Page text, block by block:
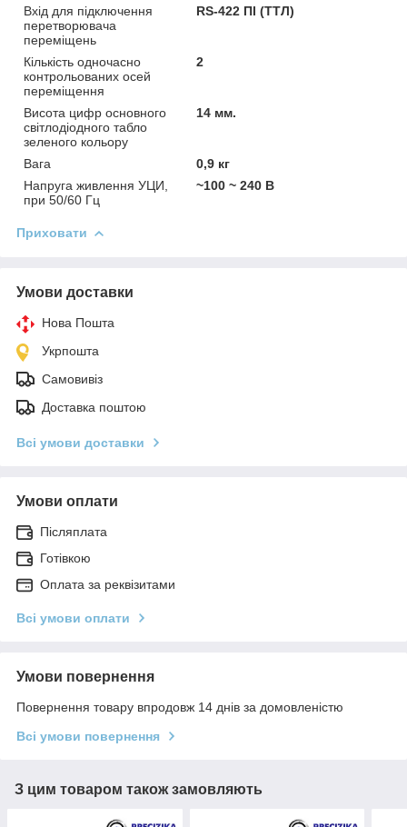
Вхід для підключення
перетворювача
переміщень
RS-422 ПІ (ТТЛ)
Кількість одночасно
контрольованих осей
переміщення
2
Висота цифр основного
світлодіодного табло
зеленого кольору
14 мм.
Вага
0,9 кг
Напруга живлення УЦИ,
при 50/60 Гц
~100 ~ 240 В
Приховати
Умови доставки
Нова Пошта
Укрпошта
Самовивіз
Доставка поштою
Всі умови доставки
Умови оплати
Післяплата
Готівкою
Оплата за реквізитами
Всі умови оплати
Умови повернення
Повернення товару впродовж 14 днів за домовленістю
Всі умови повернення
З цим товаром також замовляють